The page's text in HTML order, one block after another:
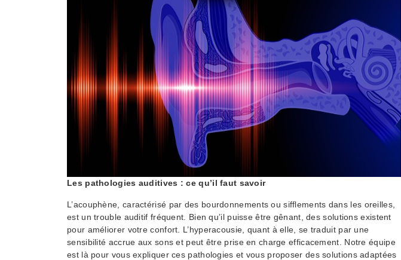
Les pathologies auditives : ce qu’il faut savoir
L’acouphène, caractérisé par des bourdonnements ou sifflements dans les oreilles,
est un trouble auditif fréquent. Bien qu’il puisse être gênant, des solutions existent
pour améliorer votre confort. L’hyperacousie, quant à elle, se traduit par une
sensibilité accrue aux sons et peut être prise en charge efficacement. Notre équipe
est là pour vous expliquer ces pathologies et vous proposer des solutions adaptées